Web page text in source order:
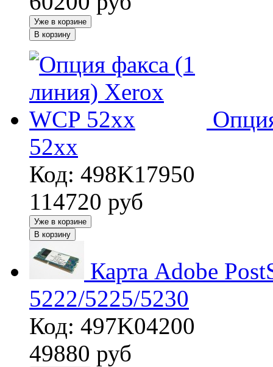
Уже в корзине
В корзину
52xx
Код: 498K17950
114720 руб
Уже в корзине
В корзину
Карта Adobe
5222/5225/5230
Код: 497K04200
49880 руб